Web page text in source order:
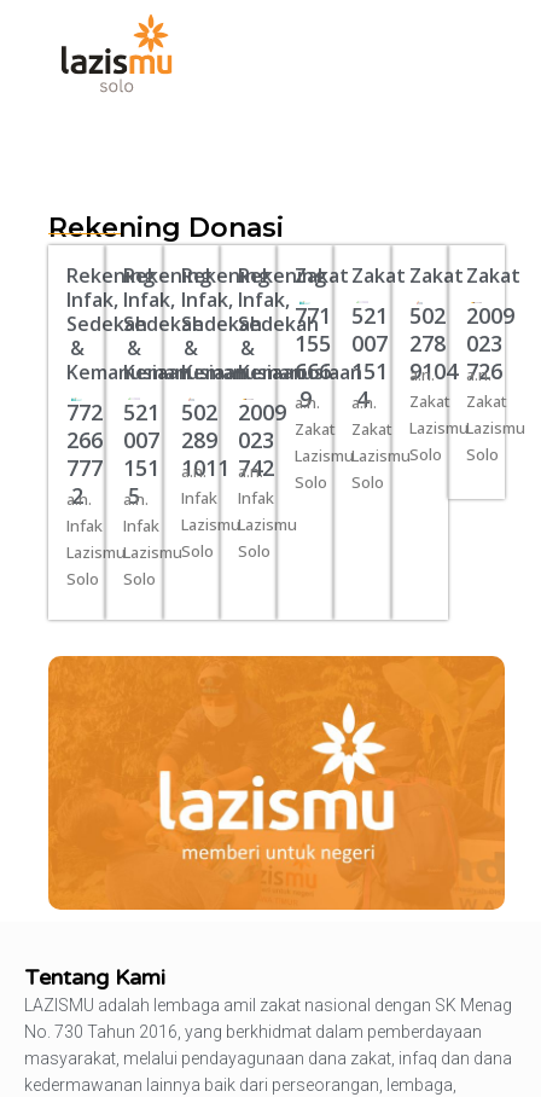
Rekening Donasi
Rekening
Infak,
Sedekah
&
Kemanusiaan
772
266
777
2
a.n.
Infak
Lazismu
Solo
Rekening
Infak,
Sedekah
&
Kemanusiaan
521
007
151
5
a.n.
Infak
Lazismu
Solo
Rekening
Infak,
Sedekah
&
Kemanusiaan
502
289
1011
a.n.
Infak
Lazismu
Solo
Rekening
Infak,
Sedekah
&
Kemanusiaan
2009
023
742
a.n.
Infak
Lazismu
Solo
Zakat
771
155
666
9
a.n.
Zakat
Lazismu
Solo
Zakat
521
007
151
4
a.n.
Zakat
Lazismu
Solo
Zakat
502
278
9104
a.n.
Zakat
Lazismu
Solo
Zakat
2009
023
726
a.n.
Zakat
Lazismu
Solo
Tentang Kami
LAZISMU adalah lembaga amil zakat nasional dengan SK Menag
No. 730 Tahun 2016, yang berkhidmat dalam pemberdayaan
masyarakat, melalui pendayagunaan dana zakat, infaq dan dana
kedermawanan lainnya baik dari perseorangan, lembaga,